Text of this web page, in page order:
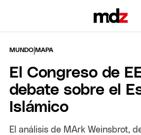
MUNDO |MAPA
El Congreso de
debate sobre el
Islámico
El análisis de MArk Weinsbrot,